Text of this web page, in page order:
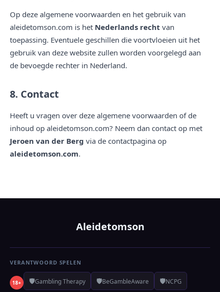
Op deze algemene voorwaarden en het gebruik van
aleidetomson.com is het Nederlands recht van
toepassing. Eventuele geschillen die voortvloeien uit het
gebruik van deze website zullen worden voorgelegd aan
de bevoegde rechter in Nederland.
8. Contact
Heeft u vragen over deze algemene voorwaarden of de
inhoud op aleidetomson.com? Neem dan contact op met
Jeroen van der Berg via de contactpagina op
aleidetomson.com.
Aleidetomson
VERANTWOORD SPELEN
18+ 🛡️Gambling Therapy 🛡️BeGambleAware 🛡️NCPG